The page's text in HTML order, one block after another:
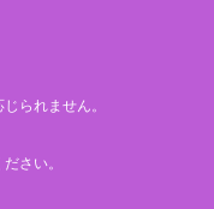
られません。
さい。